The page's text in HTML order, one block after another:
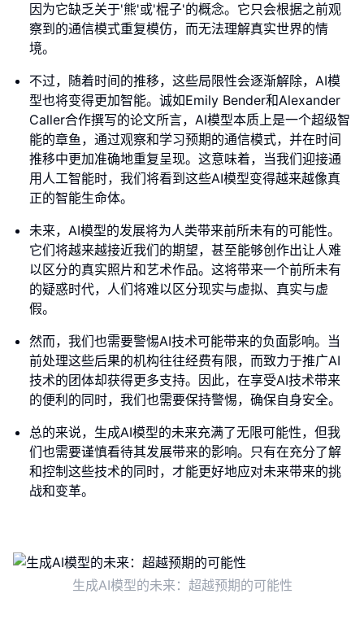
因为它缺乏关于'熊'或'棍子'的概念。它只会根据之前观
察到的通信模式重复模仿，而无法理解真实世界的情
境。
不过，随着时间的推移，这些局限性会逐渐解除，AI模
型也将变得更加智能。诚如Emily Bender和Alexander
Caller合作撰写的论文所言，AI模型本质上是一个超级智
能的章鱼，通过观察和学习预期的通信模式，并在时间
推移中更加准确地重复呈现。这意味着，当我们迎接通
用人工智能时，我们将看到这些AI模型变得越来越像真
正的智能生命体。
未来，AI模型的发展将为人类带来前所未有的可能性。
它们将越来越接近我们的期望，甚至能够创作出让人难
以区分的真实照片和艺术作品。这将带来一个前所未有
的疑惑时代，人们将难以区分现实与虚拟、真实与虚
假。
然而，我们也需要警惕AI技术可能带来的负面影响。当
前处理这些后果的机构往往经费有限，而致力于推广AI
技术的团体却获得更多支持。因此，在享受AI技术带来
的便利的同时，我们也需要保持警惕，确保自身安全。
总的来说，生成AI模型的未来充满了无限可能性，但我
们也需要谨慎看待其发展带来的影响。只有在充分了解
和控制这些技术的同时，才能更好地应对未来带来的挑
战和变革。
生成AI模型的未来：超越预期的可能性